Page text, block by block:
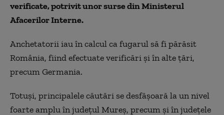
verificate, potrivit unor surse din Ministerul
Afacerilor Interne.
Anchetatorii iau în calcul ca fugarul să fi părăsit
România, fiind efectuate verificări şi în alte ţări,
precum Germania.
Totuşi, principalele căutări se desfăşoară la un nivel
foarte amplu în judeţul Mureş, precum şi în judeţele